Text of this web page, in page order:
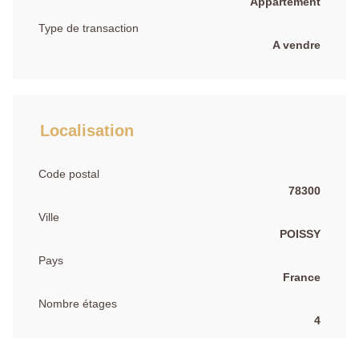
Type de transaction
A vendre
Localisation
Code postal
78300
Ville
POISSY
Pays
France
Nombre étages
4